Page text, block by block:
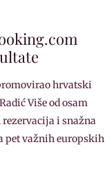
hrvatski
Više od osam
i snažna
pet važnih europskih